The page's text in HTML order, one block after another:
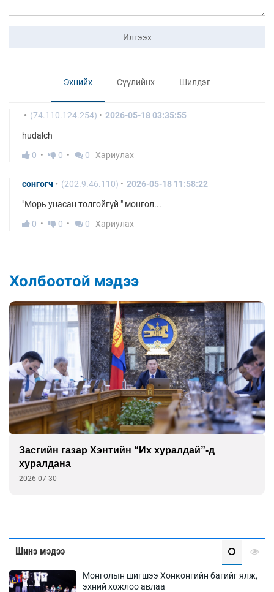
Илгээх
Эхнийх Сүүлийнх Шилдэг
(74.110.124.254) 2026-05-18 03:35:55
hudalch
0
0 0 Хариулах
сонгогч (202.9.46.110) 2026-05-18 11:58:22
"Морь унасан толгойгүй " монгол...
0
0 0 Хариулах
Холбоотой мэдээ
Засгийн газар Хэнтийн “Их хуралдай”-д
хуралдана
2026-07-30
Шинэ мэдээ
Монголын шигшээ Хонконгийн багийг ялж,
эхний хожлоо авлаа